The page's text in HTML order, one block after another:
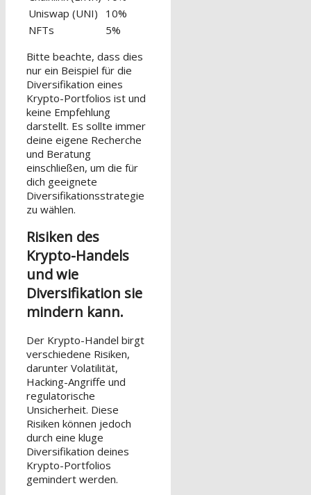
Uniswap (UNI)
10%
NFTs
5%
Bitte beachte, dass dies
nur ein Beispiel für die
Diversifikation eines
Krypto-Portfolios ist und
keine Empfehlung
darstellt. Es sollte immer
deine eigene Recherche
und Beratung
einschließen, um die für
dich geeignete
Diversifikationsstrategie
zu wählen.
Risiken des
Krypto-Handels
und wie
Diversifikation sie
mindern kann.
Der Krypto-Handel birgt
verschiedene Risiken,
darunter Volatilität,
Hacking-Angriffe und
regulatorische
Unsicherheit. Diese
Risiken können jedoch
durch eine kluge
Diversifikation deines
Krypto-Portfolios
gemindert werden.